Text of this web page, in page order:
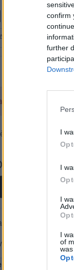
confirm
further
I
I
I
I
of
was
Křížek
odpověď podle
1